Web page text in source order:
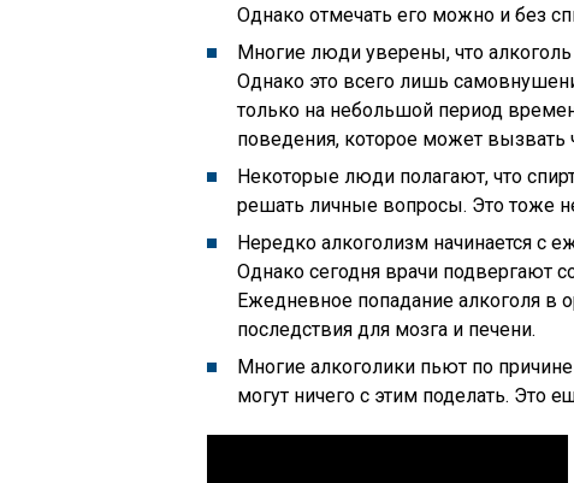
Однако отмечать его можно и без
Многие люди уверены, что алкоголь
Однако это всего лишь
только на небольшой период
поведения, которое может вызвать
Некоторые люди полагают, что
решать личные вопросы. Это тоже
Нередко алкоголизм начинается с
Однако сегодня врачи подвергают
Ежедневное попадание алкоголя в
последствия для мозга и печени.
Многие алкоголики пьют по
могут ничего с этим поделать. Это